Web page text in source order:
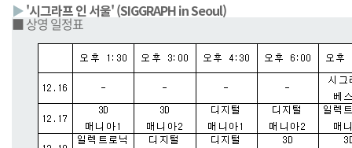
▶'시그라프 인 서울' (SIGGRAPH in Seoul)
■ 상영 일정표